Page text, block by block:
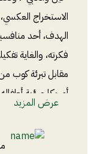
الاستخراج
الهدف، أحد
فكرته، والغاية
مقابل تبرئة كوب
أمريكا ورؤية أطفاله.
عرض المزيد